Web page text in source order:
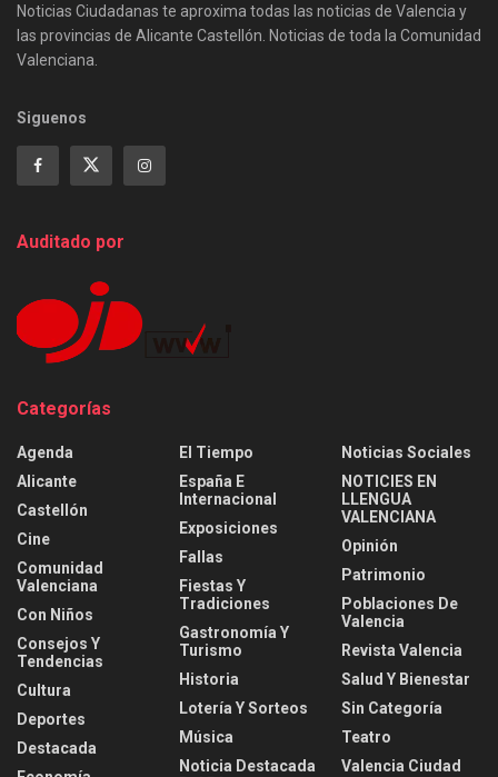
Noticias Ciudadanas te aproxima todas las noticias de Valencia y
las provincias de Alicante Castellón. Noticias de toda la Comunidad
Valenciana.
Siguenos
Auditado por
Categorías
Agenda
Alicante
Castellón
Cine
Comunidad
Valenciana
Con Niños
Consejos Y
Tendencias
Cultura
Deportes
Destacada
El Tiempo
España E
Internacional
Exposiciones
Fallas
Fiestas Y
Tradiciones
Gastronomía Y
Turismo
Historia
Lotería Y Sorteos
Música
Noticia Destacada
Noticias Sociales
NOTICIES EN
LLENGUA
VALENCIANA
Opinión
Patrimonio
Poblaciones De
Valencia
Revista Valencia
Salud Y Bienestar
Sin Categoría
Teatro
Valencia Ciudad